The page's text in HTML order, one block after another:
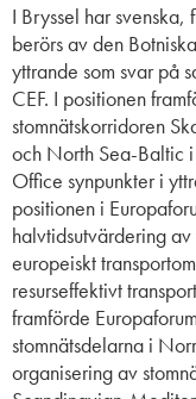
I Bryssel har svenska,
berörs av den
yttrande som svar på
CEF. I positionen
stomnätskorridoren
och North Sea-Baltic
Office synpunkter i
positionen i
halvtidsutvärdering
europeiskt
resurseffektivt
framförde
stomnätsdelarna i
organisering av